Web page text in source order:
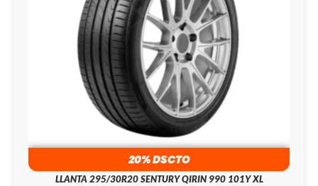
20% DSCTO
LLANTA 295/30R20 SENTURY QIRIN 990 101Y XL